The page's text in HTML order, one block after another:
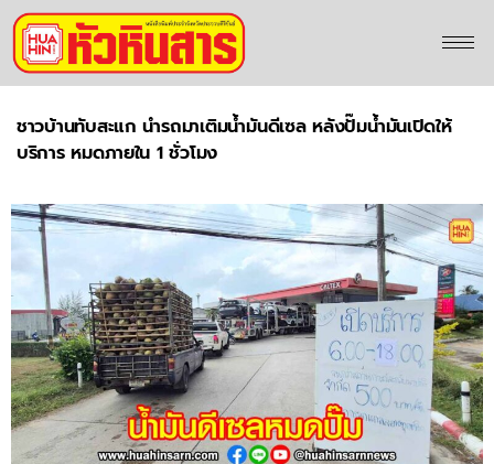
ชาวบ้านทับสะแก นำรถมาเติมน้ำมันดีเซล หลังปั๊มน้ำมันเปิดให้
บริการ หมดภายใน 1 ชั่วโมง